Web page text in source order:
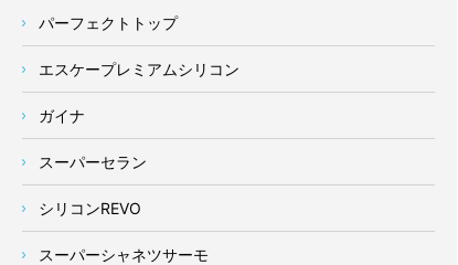
パーフェクトトップ
エスケープレミアムシリコン
ガイナ
スーパーセラン
シリコンREVO
スーパーシャネツサーモ